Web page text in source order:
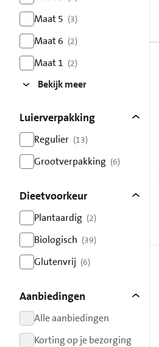
resultaten
Maat 5 (3)
resultaten
Maat 6 (2)
resultaten
Maat 1 (2)
Bekijk meer
Luierverpakking
Regulier (13)
resultaten
Grootverpakking (6)
Dieetvoorkeur
Plantaardig (2)
resultaten
Biologisch (39)
resultaten
Glutenvrij (6)
Aanbiedingen
Alle aanbiedingen
resultaten
Korting op je bezorging